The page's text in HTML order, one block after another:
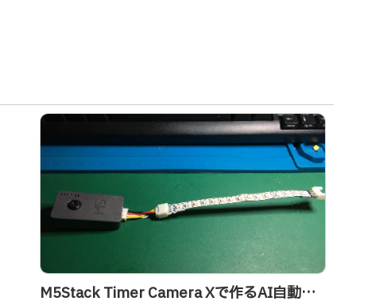
M5Stack Timer Camera Xで作るAI自動点